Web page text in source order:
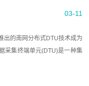
03-11
出的南网分布式DTU技术成为
采集终端单元(DTU)是一种集